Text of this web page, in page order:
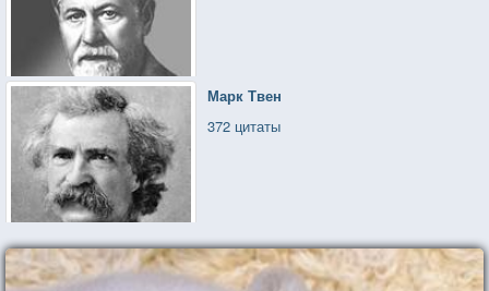
Марк Твен
372 цитаты